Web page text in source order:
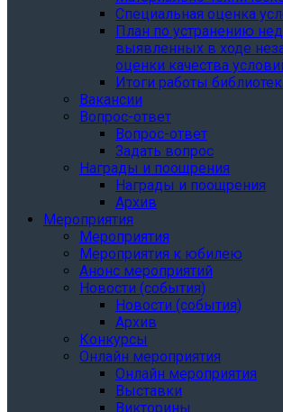
Специальная оценка
План по устранению
выявленных в ходе
оценки качества
Итоги работы
Вакансии
Вопрос-ответ
Вопрос-ответ
Задать вопрос
Награды и поощрения
Награды и поощрения
Архив
Мероприятия
Мероприятия
Мероприятия к юбилею
Анонс мероприятий
Новости (события)
Новости (события)
Архив
Конкурсы
Онлайн мероприятия
Онлайн мероприятия
Выставки
Викторины